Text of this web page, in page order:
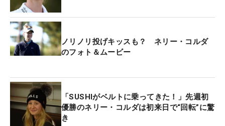
ノリノリ投げキッスも？ ネリー・コルダ
のフォト＆ムービー
「SUSHIがベルトに乗ってきた！」先週初
優勝のネリー・コルダは初来日で“回転”に驚
き